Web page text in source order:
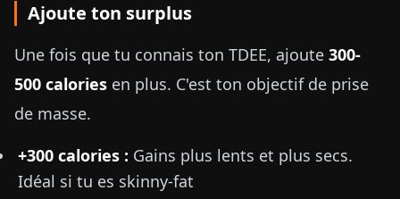
Ajoute ton surplus
Une fois que tu connais ton TDEE, ajoute 300-
500 calories en plus. C'est ton objectif de prise
de masse.
+300 calories : Gains plus lents et plus secs.
Idéal si tu es skinny-fat